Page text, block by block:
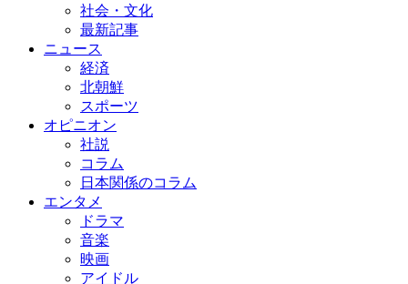
社会・文化
最新記事
ニュース
経済
北朝鮮
スポーツ
オピニオン
社説
コラム
日本関係のコラム
エンタメ
ドラマ
音楽
映画
アイドル